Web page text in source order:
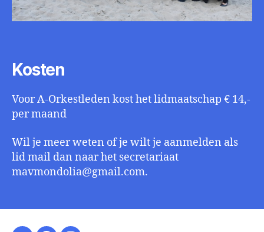
Kosten
Voor A-Orkestleden kost het lidmaatschap € 14,-
per maand
Wil je meer weten of je wilt je aanmelden als
lid mail dan naar het secretariaat
mavmondolia@gmail.com.